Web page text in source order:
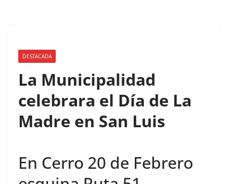
DESTACADA
La Municipalidad
celebrara el Día de La
Madre en San Luis
En Cerro 20 de Febrero